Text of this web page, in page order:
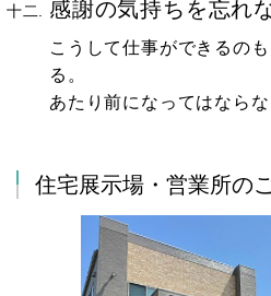
感謝の気持ちを忘れ
こうして仕事ができるの
る。
あたり前になってはならな
住宅展示場・営業所の